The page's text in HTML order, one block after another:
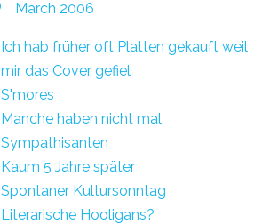
March 2006
Ich hab früher oft Platten gekauft weil
mir das Cover gefiel
S'mores
Manche haben nicht mal
Sympathisanten
Kaum 5 Jahre später
Spontaner Kultursonntag
Literarische Hooligans?